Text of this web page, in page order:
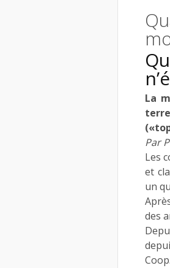
La
Par
Les
et
un
des